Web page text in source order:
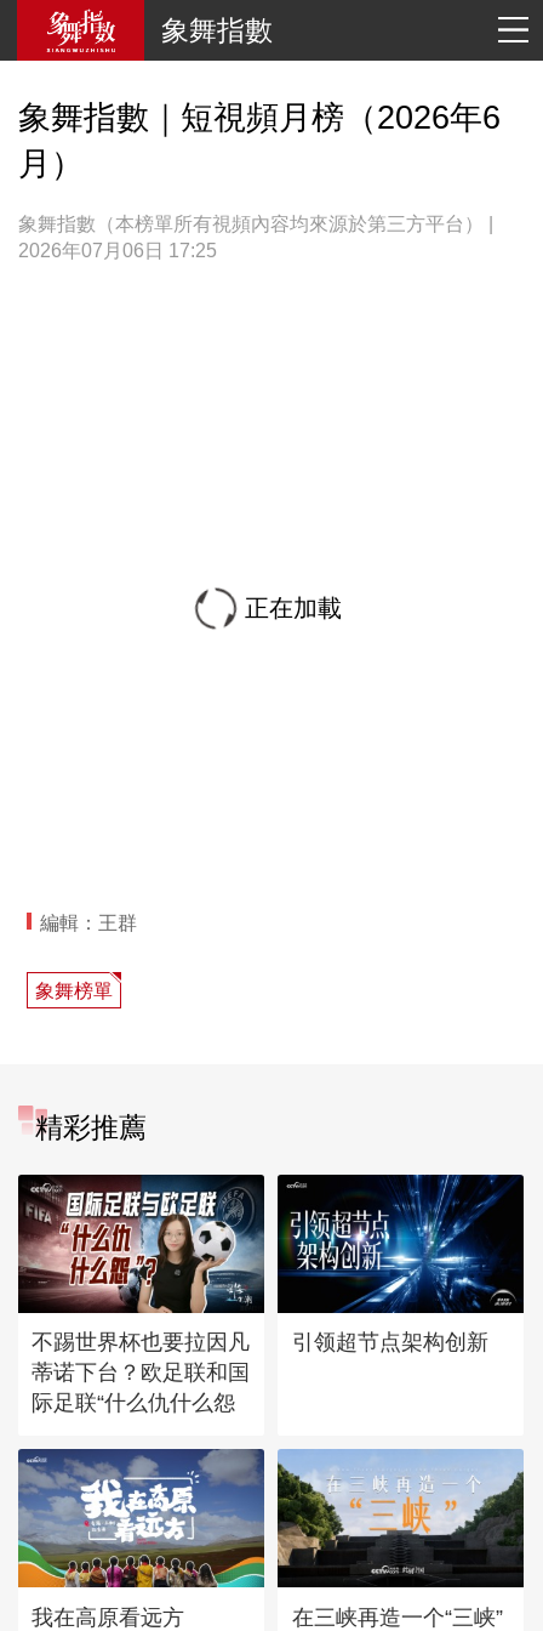
象舞指數
象舞指數｜短視頻月榜（2026年6
月）
象舞指數（本榜單所有視頻內容均來源於第三方平台） |
2026年07月06日 17:25
正在加載
編輯：王群
象舞榜單
精彩推薦
不踢世界杯也要拉因凡
蒂诺下台？欧足联和国
际足联“什么仇什么怨
引领超节点架构创新
我在高原看远方 在三峡再造一个“三峡”